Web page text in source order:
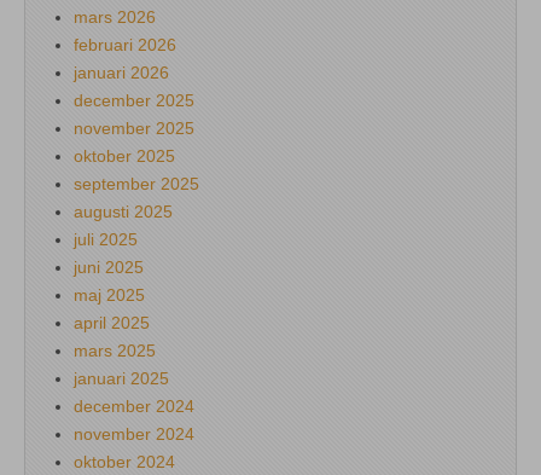
mars 2026
februari 2026
januari 2026
december 2025
november 2025
oktober 2025
september 2025
augusti 2025
juli 2025
juni 2025
maj 2025
april 2025
mars 2025
januari 2025
december 2024
november 2024
oktober 2024